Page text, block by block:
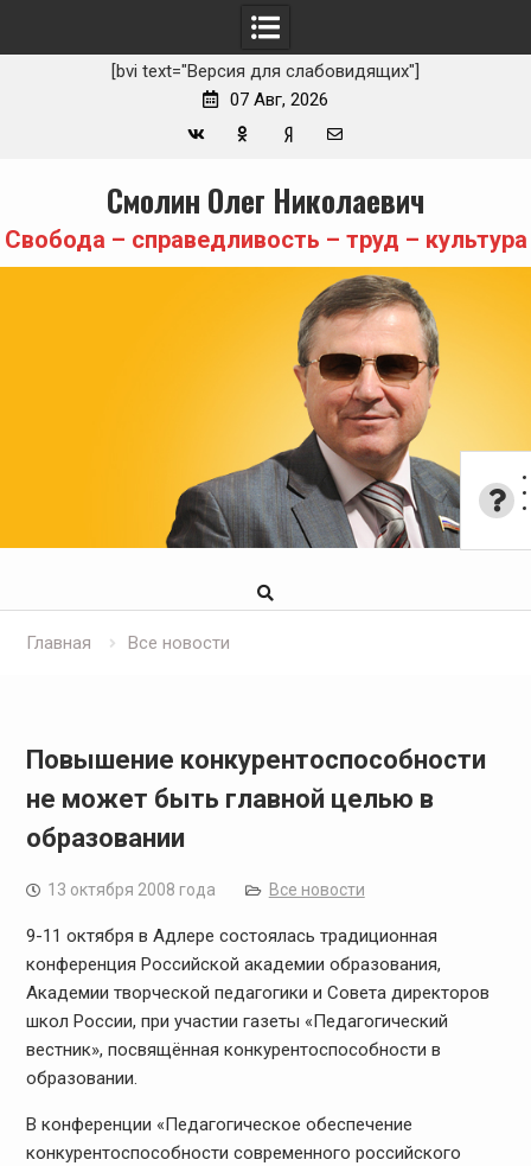
[bvi text="Версия для слабовидящих"]
07 Авг, 2026
Zen
mail
content
Смолин Олег Николаевич
Свобода – справедливость – труд – культура
Главная Все новости
Повышение конкурентоспособности
не может быть главной целью в
образовании
13 октября 2008 года Все новости
9-11 октября в Адлере состоялась традиционная
конференция Российской академии образования,
Академии творческой педагогики и Совета директоров
школ России, при участии газеты «Педагогический
вестник», посвящённая конкурентоспособности в
образовании.
В конференции «Педагогическое обеспечение
конкурентоспособности современного российского